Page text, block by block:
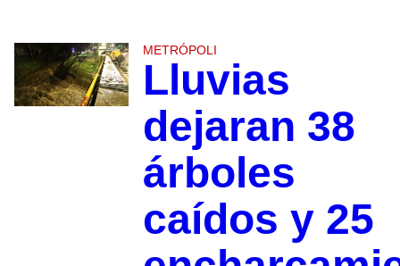
METRÓPOLI
Lluvias
dejaran 38
árboles
caídos y 25